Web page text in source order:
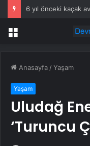
Menü
Anasayfa /Yaşam
Yaşam
Uludağ
‘Turuncu